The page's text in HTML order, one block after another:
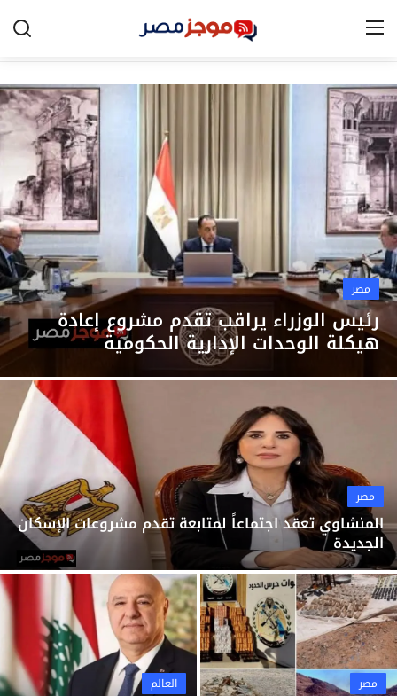
الرئيسية
مصر
الخليج
العالم
الرياضة
اقتصاد
تكنولوجيا
التعليم
منوعات
مصر
رئيس الوزراء يراقب تقدم مشروع إعادة
هيكلة الوحدات الإدارية الحكومية
مصر
المنشاوي تعقد اجتماعاً لمتابعة تقدم مشروعات الإسكان
الجديدة
مصر العالم